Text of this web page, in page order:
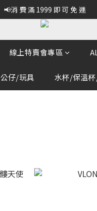
📢消 費 滿 1999 即 可 免 運
線上特賣會專區
公仔/玩具 水杯/保溫